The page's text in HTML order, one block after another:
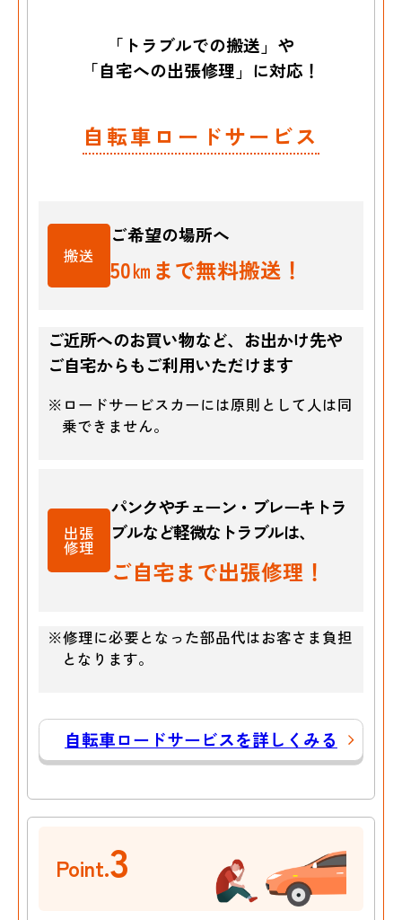
「トラブルでの搬送」や
「自宅への出張修理」に対応！
自転車ロードサービス
搬送
ご希望の場所へ
50㎞まで無料搬送！
ご近所へのお買い物など、お出かけ先や
ご自宅からもご利用いただけます
※ロードサービスカーには原則として人は同
乗できません。
出張
修理
パンクやチェーン・ブレーキトラ
ブルなど軽微なトラブルは、
ご自宅まで出張修理！
※修理に必要となった部品代はお客さま負担
となります。
自転車ロードサービスを詳しくみる
Point.3